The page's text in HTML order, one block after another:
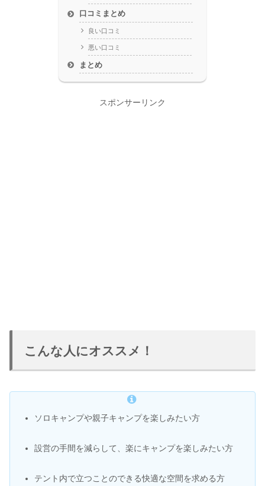
口コミまとめ
良い口コミ
悪い口コミ
まとめ
スポンサーリンク
こんな人にオススメ！
ソロキャンプや親子キャンプを楽しみたい方
設営の手間を減らして、楽にキャンプを楽しみたい方
テント内で立つことのできる快適な空間を求める方